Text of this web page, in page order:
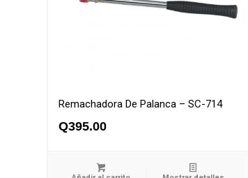
Remachadora De Palanca – SC-714
Q395.00